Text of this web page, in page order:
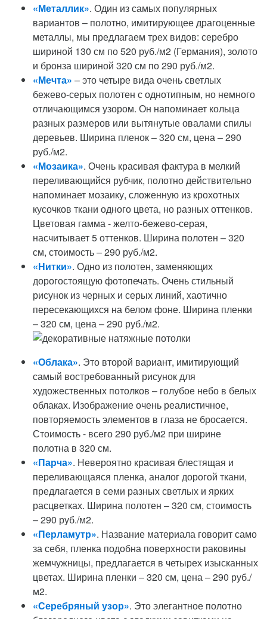
«Металлик». Один из самых популярных
вариантов – полотно, имитирующее драгоценные
металлы, мы предлагаем трех видов: серебро
шириной 130 см по 520 руб./м2 (Германия), золото
и бронза шириной 320 см по 290 руб./м2.
«Мечта» – это четыре вида очень светлых
бежево-серых полотен с однотипным, но немного
отличающимся узором. Он напоминает кольца
разных размеров или вытянутые овалами спилы
деревьев. Ширина пленок – 320 см, цена – 290
руб./м2.
«Мозаика». Очень красивая фактура в мелкий
переливающийся рубчик, полотно действительно
напоминает мозаику, сложенную из крохотных
кусочков ткани одного цвета, но разных оттенков.
Цветовая гамма - желто-бежево-серая,
насчитывает 5 оттенков. Ширина полотен – 320
см, стоимость – 290 руб./м2.
«Нитки». Одно из полотен, заменяющих
дорогостоящую фотопечать. Очень стильный
рисунок из черных и серых линий, хаотично
пересекающихся на белом фоне. Ширина пленки
– 320 см, цена – 290 руб./м2.
«Облака». Это второй вариант, имитирующий
самый востребованный рисунок для
художественных потолков – голубое небо в белых
облаках. Изображение очень реалистичное,
повторяемость элементов в глаза не бросается.
Стоимость - всего 290 руб./м2 при ширине
полотна в 320 см.
«Парча». Невероятно красивая блестящая и
переливающаяся пленка, аналог дорогой ткани,
предлагается в семи разных светлых и ярких
расцветках. Ширина полотен – 320 см, стоимость
– 290 руб./м2.
«Перламутр». Название материала говорит само
за себя, пленка подобна поверхности раковины
жемчужницы, предлагается в четырех изысканных
цветах. Ширина пленки – 320 см, цена – 290 руб./
м2.
«Серебряный узор». Это элегантное полотно